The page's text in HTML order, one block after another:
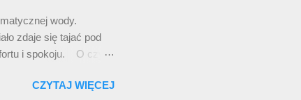
wody.
zdaje się tajać pod
i spokoju. O czym
TRUE WIDOW i w
CZYTAJ WIĘCEJ